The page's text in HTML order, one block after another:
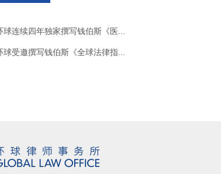
球连续四年独家撰写钱伯斯《医...
球受邀撰写钱伯斯《全球法律指...